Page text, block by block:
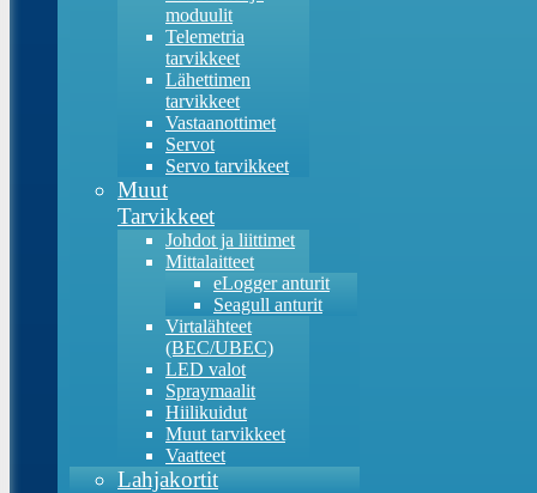
moduulit
Telemetria
tarvikkeet
Lähettimen
tarvikkeet
Vastaanottimet
Servot
Servo tarvikkeet
Muut
Tarvikkeet
Johdot ja liittimet
Mittalaitteet
eLogger anturit
Seagull anturit
Virtalähteet
(BEC/UBEC)
LED valot
Spraymaalit
Hiilikuidut
Muut tarvikkeet
Vaatteet
Lahjakortit